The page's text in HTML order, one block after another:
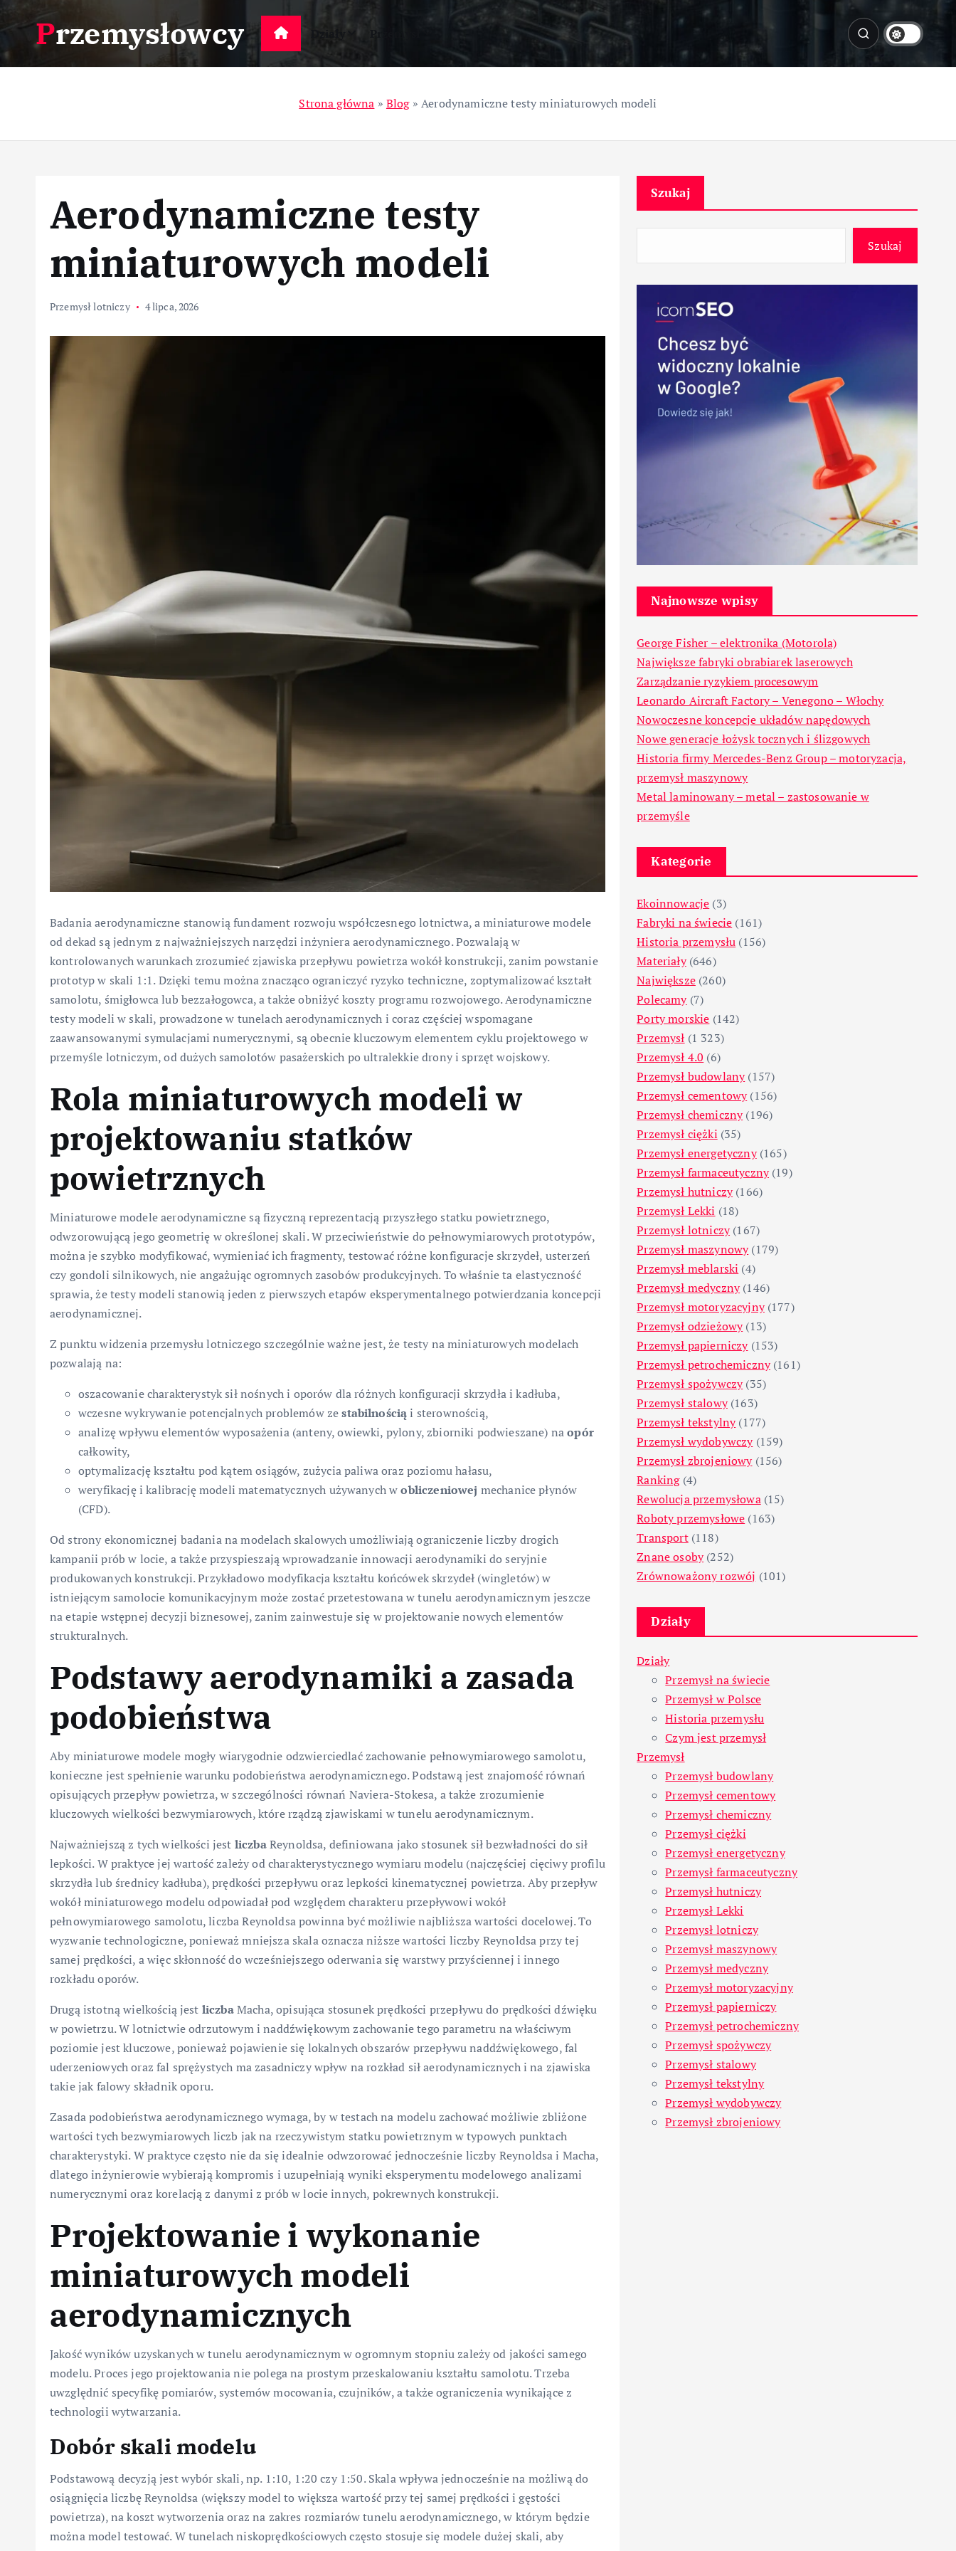
k
p
o
Przemysłowcy Przemysł
Strona główna » Blog»Aerodynamiczne testy miniaturowych modeli
Aerodynamiczne testy
miniaturowych modeli
Przemysł lotniczy 4 lipca, 2026
Badania aerodynamiczne stanowią fundament rozwoju współczesnego lotnictwa, a miniaturowe modele
od dekad są jednym z najważniejszych narzędzi inżyniera aerodynamicznego. Pozwalają w
kontrolowanych warunkach zrozumieć zjawiska przepływu powietrza wokół konstrukcji, zanim powstanie
prototyp w skali 1:1. Dzięki temu można znacząco ograniczyć ryzyko techniczne, zoptymalizować kształt
samolotu, śmigłowca lub bezzałogowca, a także obniżyć koszty programu rozwojowego. Aerodynamiczne
testy modeli w skali, prowadzone w tunelach aerodynamicznych i coraz częściej wspomagane
zaawansowanymi symulacjami numerycznymi, są obecnie kluczowym elementem cyklu projektowego w
przemyśle lotniczym, od dużych samolotów pasażerskich po ultralekkie drony i sprzęt wojskowy.
Rola miniaturowych modeli w
projektowaniu statków
powietrznych
Miniaturowe modele aerodynamiczne są fizyczną reprezentacją przyszłego statku powietrznego,
odwzorowującą jego geometrię w określonej skali. W przeciwieństwie do pełnowymiarowych prototypów,
można je szybko modyfikować, wymieniać ich fragmenty, testować różne konfiguracje skrzydeł, usterzeń
czy gondoli silnikowych, nie angażując ogromnych zasobów produkcyjnych. To właśnie ta elastyczność
sprawia, że testy modeli stanowią jeden z pierwszych etapów eksperymentalnego potwierdzania koncepcji
aerodynamicznej.
Z punktu widzenia przemysłu lotniczego szczególnie ważne jest, że testy na miniaturowych modelach
pozwalają na:
oszacowanie charakterystyk sił nośnych i oporów dla różnych konfiguracji skrzydła i kadłuba,
wczesne wykrywanie potencjalnych problemów zestabilnościąi sterownością,
analizę wpływu elementów wyposażenia (anteny, owiewki, pylony, zbiorniki podwieszane) naopór
całkowity,
optymalizację kształtu pod kątem osiągów, zużycia paliwa oraz poziomu hałasu,
weryfikację i kalibrację modeli matematycznych używanych wobliczeniowej mechanice płynów
(CFD).
Od strony ekonomicznej badania na modelach skalowych umożliwiają ograniczenie liczby drogich
kampanii prób w locie, a także przyspieszają wprowadzanie innowacji aerodynamiki do seryjnie
produkowanych konstrukcji. Przykładowo modyfikacja kształtu końcówek skrzydeł (wingletów) w
istniejącym samolocie komunikacyjnym może zostać przetestowana w tunelu aerodynamicznym jeszcze
na etapie wstępnej decyzji biznesowej, zanim zainwestuje się w projektowanie nowych elementów
strukturalnych.
Podstawy aerodynamiki a zasada
podobieństwa
Aby miniaturowe modele mogły wiarygodnie odzwierciedlać zachowanie pełnowymiarowego samolotu,
konieczne jest spełnienie warunku podobieństwa aerodynamicznego. Podstawą jest znajomość równań
opisujących przepływ powietrza, w szczególności równań Naviera-Stokesa, a także zrozumienie
kluczowych wielkości bezwymiarowych, które rządzą zjawiskami w tunelu aerodynamicznym.
Najważniejszą z tych wielkości jest liczbaReynoldsa, definiowana jako stosunek sił bezwładności do sił
lepkości. W praktyce jej wartość zależy od charakterystycznego wymiaru modelu (najczęściej cięciwy profilu
skrzydła lub średnicy kadłuba), prędkości przepływu oraz lepkości kinematycznej powietrza. Aby przepływ
wokół miniaturowego modelu odpowiadał pod względem charakteru przepływowi wokół
pełnowymiarowego samolotu, liczba Reynoldsa powinna być możliwie najbliższa wartości docelowej. To
wyzwanie technologiczne, ponieważ mniejsza skala oznacza niższe wartości liczby Reynoldsa przy tej
samej prędkości, a więc skłonność do wcześniejszego oderwania się warstwy przyściennej i innego
rozkładu oporów.
Drugą istotną wielkością jest liczbaMacha, opisująca stosunek prędkości przepływu do prędkości dźwięku
w powietrzu. W lotnictwie odrzutowym i naddźwiękowym zachowanie tego parametru na właściwym
poziomie jest kluczowe, ponieważ pojawienie się lokalnych obszarów przepływu naddźwiękowego, fal
uderzeniowych oraz fal sprężystych ma zasadniczy wpływ na rozkład sił aerodynamicznych i na zjawiska
takie jak falowy składnik oporu.
Zasada podobieństwa aerodynamicznego wymaga, by w testach na modelu zachować możliwie zbliżone
wartości tych bezwymiarowych liczb jak na rzeczywistym statku powietrznym w typowych punktach
charakterystyki. W praktyce często nie da się idealnie odwzorować jednocześnie liczby Reynoldsa i Macha,
dlatego inżynierowie wybierają kompromis i uzupełniają wyniki eksperymentu modelowego analizami
numerycznymi oraz korelacją z danymi z prób w locie innych, pokrewnych konstrukcji.
Projektowanie i wykonanie
miniaturowych modeli
aerodynamicznych
Jakość wyników uzyskanych w tunelu aerodynamicznym w ogromnym stopniu zależy od jakości samego
modelu. Proces jego projektowania nie polega na prostym przeskalowaniu kształtu samolotu. Trzeba
uwzględnić specyfikę pomiarów, systemów mocowania, czujników, a także ograniczenia wynikające z
technologii wytwarzania.
Dobór skali modelu
Podstawową decyzją jest wybór skali, np. 1:10, 1:20 czy 1:50. Skala wpływa jednocześnie na możliwą do
osiągnięcia liczbę Reynoldsa (większy model to większa wartość przy tej samej prędkości i gęstości
powietrza), na koszt wytworzenia oraz na zakres rozmiarów tunelu aerodynamicznego, w którym będzie
można model testować. W tunelach niskoprędkościowych często stosuje się modele dużej skali, aby
Szukaj
Szukaj
Najnowsze wpisy
George Fisher – elektronika (Motorola)
Największe fabryki obrabiarek laserowych
Zarządzanie ryzykiem procesowym
Leonardo Aircraft Factory – Venegono – Włochy
Nowoczesne koncepcje układów napędowych
Nowe generacje łożysk tocznych i ślizgowych
Historia firmy Mercedes-Benz Group – motoryzacja,
przemysł maszynowy
Metal laminowany – metal – zastosowanie w
przemyśle
Kategorie
Ekoinnowacje (3)
Fabryki na świecie (161)
Historia przemysłu (156)
Materiały(646)
Największe(260)
Polecamy(7)
Porty morskie (142)
Przemysł (1 323)
Przemysł 4.0 (6)
Przemysł budowlany(157)
Przemysł cementowy(156)
Przemysł chemiczny(196)
Przemysł ciężki (35)
Przemysł energetyczny(165)
Przemysł farmaceutyczny(19)
Przemysł hutniczy(166)
Przemysł Lekki (18)
Przemysł lotniczy(167)
Przemysł maszynowy(179)
Przemysł meblarski (4)
Przemysł medyczny(146)
Przemysł motoryzacyjny(177)
Przemysł odzieżowy(13)
Przemysł papierniczy(153)
Przemysł petrochemiczny(161)
Przemysł spożywczy(35)
Przemysł stalowy(163)
Przemysł tekstylny(177)
Przemysł wydobywczy(159)
Przemysł zbrojeniowy(156)
Ranking(4)
Rewolucja przemysłowa(15)
Roboty przemysłowe (163)
Transport(118)
Znane osoby(252)
Zrównoważony rozwój (101)
Działy
Działy
Przemysł na świecie
Przemysł w Polsce
Historia przemysłu
Czym jest przemysł
Przemysł
Przemysł budowlany
Przemysł cementowy
Przemysł chemiczny
Przemysł ciężki
Przemysł energetyczny
Przemysł farmaceutyczny
Przemysł hutniczy
Przemysł Lekki
Przemysł lotniczy
Przemysł maszynowy
Przemysł medyczny
Przemysł motoryzacyjny
Przemysł papierniczy
Przemysł petrochemiczny
Przemysł spożywczy
Przemysł stalowy
Przemysł tekstylny
Przemysł wydobywczy
Przemysł zbrojeniowy